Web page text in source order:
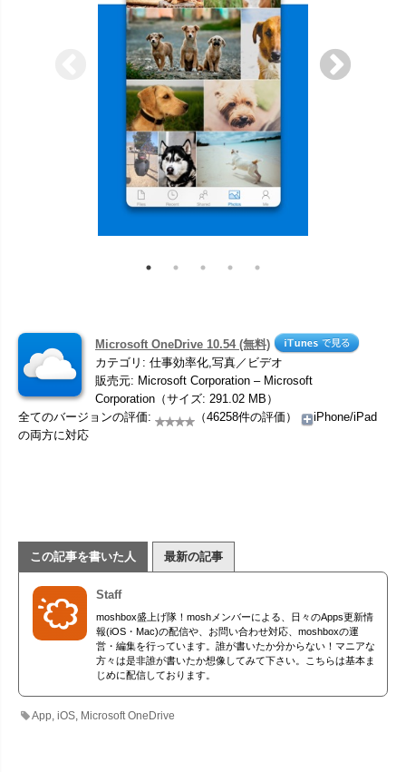
Microsoft OneDrive 10.54 (無料)
カテゴリ: 仕事効率化,写真／ビデオ
販売元: Microsoft Corporation – Microsoft
Corporation（サイズ: 291.02 MB）
全てのバージョンの評価:
（46258件の評価）
iPhone/iPad
の両方に対応
この記事を書いた人 最新の記事
Staff
moshbox盛上げ隊！moshメンバーによる、日々のApps更新情
報(iOS・Mac)の配信や、お問い合わせ対応、moshboxの運
営・編集を行っています。誰が書いたか分からない！マニアな
方々は是非誰が書いたか想像してみて下さい。こちらは基本ま
じめに配信しております。
App,iOS, Microsoft OneDrive